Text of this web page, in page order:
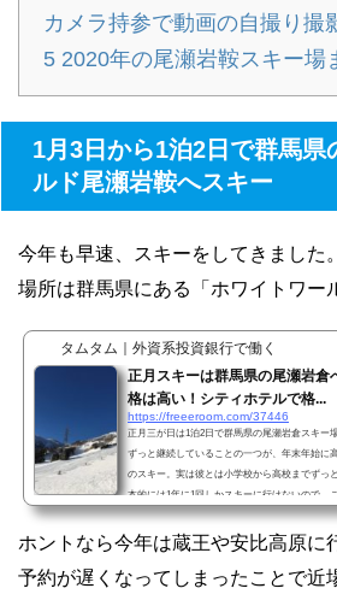
カメラ持参で動画の自撮り撮
5 2020年の尾瀬岩鞍スキー場
1月3日から1泊2日で群馬県
ルド尾瀬岩鞍へスキー
今年も早速、スキーをしてきました。
場所は群馬県にある「ホワイトワー
タムタム｜外資系投資銀行で働く
正月スキーは群馬県の尾瀬岩倉
格は高い！シティホテルで格...
https://freeeroom.com/37446
正月三が日は1泊2日で群馬県の尾瀬岩倉スキー
ずっと継続していることの一つが、年末年始に
のスキー。実は彼とは小学校から高校までずっ
本的には1年に1回しかスキーに行けないので、
後になります。だからこそ、このスキー旅行に
豪華にやってきました。毎年、どこのスキー場
り一番混雑する時なので人気のスキー場やホテ
ホントなら今年は蔵王や安比高原に
予約が遅くなってしまったことで近